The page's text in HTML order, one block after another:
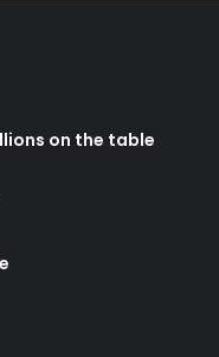
on the table